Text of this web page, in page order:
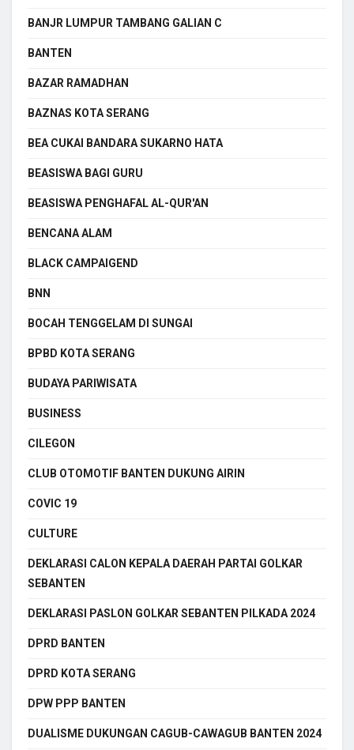
BANJR LUMPUR TAMBANG GALIAN C
BANTEN
BAZAR RAMADHAN
BAZNAS KOTA SERANG
BEA CUKAI BANDARA SUKARNO HATA
BEASISWA BAGI GURU
BEASISWA PENGHAFAL AL-QUR'AN
BENCANA ALAM
BLACK CAMPAIGEND
BNN
BOCAH TENGGELAM DI SUNGAI
BPBD KOTA SERANG
BUDAYA PARIWISATA
BUSINESS
CILEGON
CLUB OTOMOTIF BANTEN DUKUNG AIRIN
COVIC 19
CULTURE
DEKLARASI CALON KEPALA DAERAH PARTAI GOLKAR
SEBANTEN
DEKLARASI PASLON GOLKAR SEBANTEN PILKADA 2024
DPRD BANTEN
DPRD KOTA SERANG
DPW PPP BANTEN
DUALISME DUKUNGAN CAGUB-CAWAGUB BANTEN 2024